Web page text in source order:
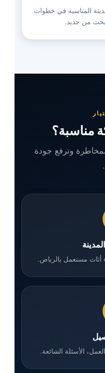
المناسبة في خطوات
من جديد.
مناسبة؟
وترفع جودة
أثاث مستعمل بالرياض.
الأسئلة الشائعة.